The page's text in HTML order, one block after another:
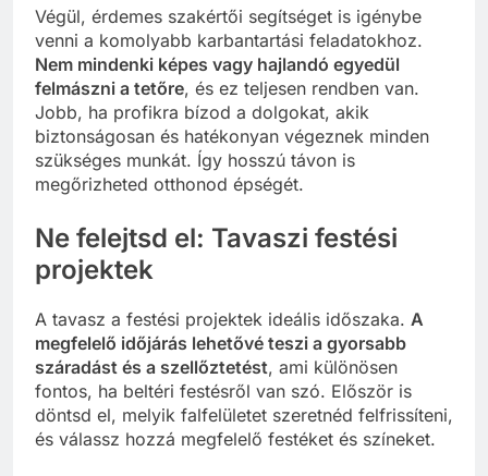
Végül, érdemes szakértői segítséget is igénybe
venni a komolyabb karbantartási feladatokhoz.
Nem mindenki képes vagy hajlandó egyedül
felmászni a tetőre, és ez teljesen rendben van.
Jobb, ha profikra bízod a dolgokat, akik
biztonságosan és hatékonyan végeznek minden
szükséges munkát. Így hosszú távon is
megőrizheted otthonod épségét.
Ne felejtsd el: Tavaszi festési
projektek
A tavasz a festési projektek ideális időszaka. A
megfelelő időjárás lehetővé teszi a gyorsabb
száradást és a szellőztetést, ami különösen
fontos, ha beltéri festésről van szó. Először is
döntsd el, melyik falfelületet szeretnéd felfrissíteni,
és válassz hozzá megfelelő festéket és színeket.